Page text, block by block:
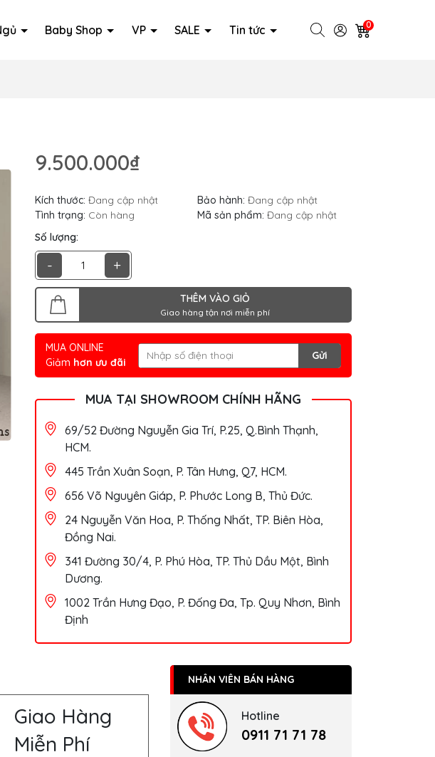
Baby Shop VP SALE Tin tức 0
9.500.000₫
Kích thước: Đang cập nhật Bảo hành: Đang cập nhật
Tình trạng: Còn hàng Mã sản phẩm: Đang cập nhật
Số lượng:
- +
THÊM VÀO GIỎ
Giao hàng tận nơi miễn phí
MUA ONLINE
Giảm hơn ưu đãi
Gửi
MUA TẠI SHOWROOM CHÍNH HÃNG
69/52 Đường Nguyễn Gia Trí, P.25, Q.Bình Thạnh,
HCM.
445 Trần Xuân Soạn, P. Tân Hưng, Q7, HCM.
656 Võ Nguyên Giáp, P. Phước Long B, Thủ Đức.
24 Nguyễn Văn Hoa, P. Thống Nhất, TP. Biên Hòa,
Đồng Nai.
341 Đường 30/4, P. Phú Hòa, TP. Thủ Dầu Một, Bình
Dương.
1002 Trần Hưng Đạo, P. Đống Đa, Tp. Quy Nhơn, Bình
Định
Giao Hàng
Miễn Phí
NHÂN VIÊN BÁN HÀNG
Hotline
0911 71 71 78